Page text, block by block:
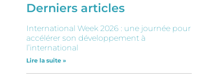
Derniers articles
International Week 2026 : une journée pour
accélérer son développement à
l’international
Lire la suite »